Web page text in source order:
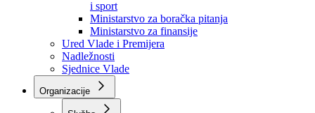
Ministarstvo za urbanizam, prostorno uređenje i
zaštitu okoline
Ministarstvo za obrazovanje, mlade, nauku,
i sport
Ministarstvo za boračka pitanja
Ministarstvo za finansije
Ured Vlade i Premijera
Nadležnosti
Sjednice Vlade